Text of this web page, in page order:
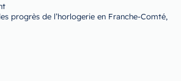
progrès de l’horlogerie en Franche-Comté,